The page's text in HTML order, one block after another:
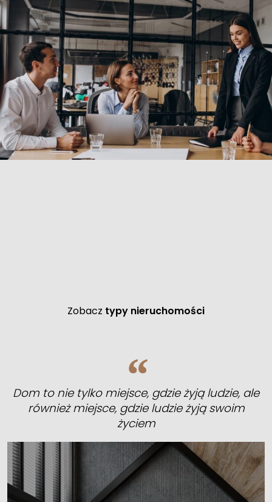
Zobacz typy nieruchomości
Dom to nie tylko miejsce, gdzie żyją ludzie, ale
również miejsce, gdzie ludzie żyją swoim
życiem